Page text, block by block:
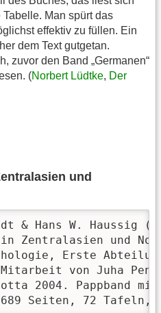
Man spürt das
effektiv zu füllen. Ein
dem Text gutgetan.
zuvor den Band „Germanen“
(Norbert Lüdtke, Der
und
& Hans W. Haussig
Zentralasien und
Erste
von Juha
2004. Pappband mit
Seiten, 72 Tafeln,